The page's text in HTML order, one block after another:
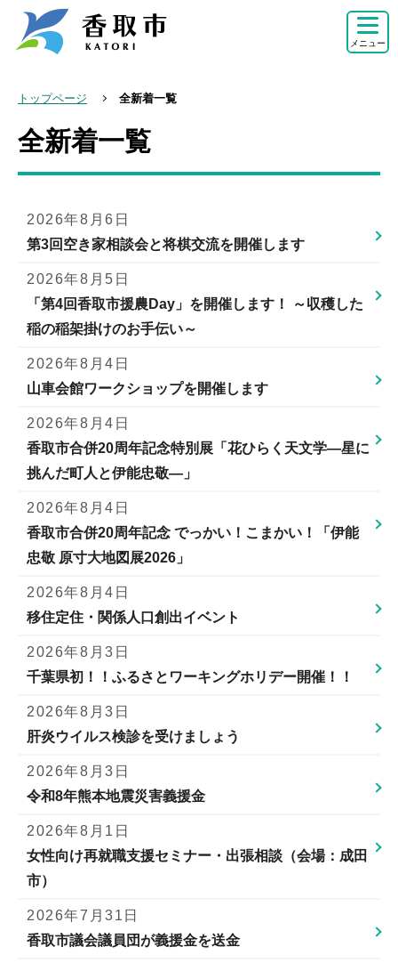
メニュー
トップページ 全新着一覧
本
こ
か
全新着一覧
2026年8月6日
第3回空き家相談会と将棋交流を開催します
2026年8月5日
「第4回香取市援農Day」を開催します！ ～収穫した
稲の稲架掛けのお手伝い～
2026年8月4日
山車会館ワークショップを開催します
2026年8月4日
香取市合併20周年記念特別展「花ひらく天文学―星に
挑んだ町人と伊能忠敬―」
2026年8月4日
香取市合併20周年記念 でっかい！こまかい！「伊能
忠敬 原寸大地図展2026」
2026年8月4日
移住定住・関係人口創出イベント
2026年8月3日
千葉県初！！ふるさとワーキングホリデー開催！！
2026年8月3日
肝炎ウイルス検診を受けましょう
2026年8月3日
令和8年熊本地震災害義援金
2026年8月1日
女性向け再就職支援セミナー・出張相談（会場：成田
市）
2026年7月31日
香取市議会議員団が義援金を送金